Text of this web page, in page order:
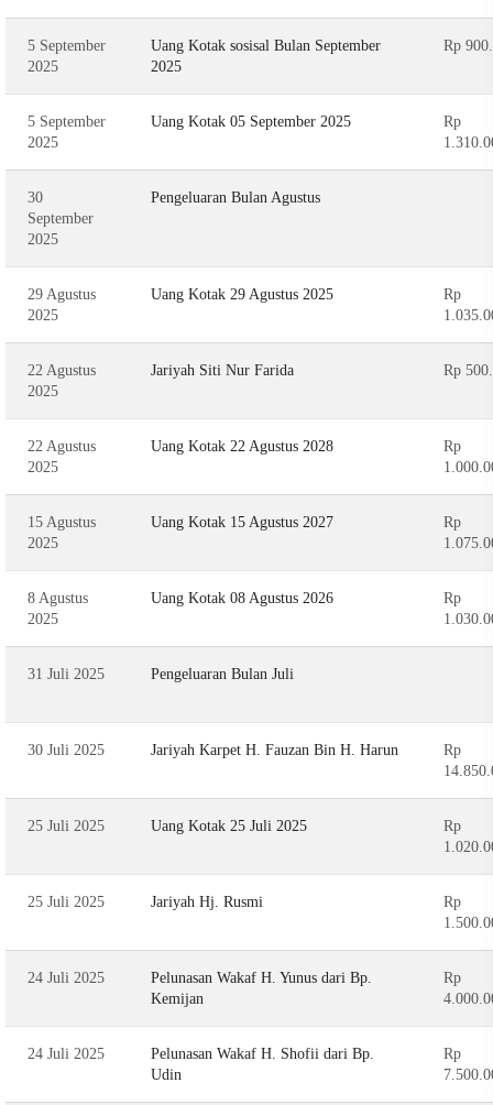
5 September
2025
Uang Kotak sosisal Bulan September
2025
Rp
5 September
2025
Uang Kotak 05 September 2025
Rp
30
September
2025
Pengeluaran Bulan Agustus
29 Agustus
2025
Uang Kotak 29 Agustus 2025
Rp
22 Agustus
2025
Jariyah Siti Nur Farida Rp
22 Agustus
2025
Uang Kotak 22 Agustus 2028
Rp
15 Agustus
2025
Uang Kotak 15 Agustus 2027
Rp
8 Agustus
2025
Uang Kotak 08 Agustus 2026
Rp
31 Juli 2025 Pengeluaran Bulan Juli
30 Juli 2025 Jariyah Karpet H. Fauzan Bin H. Harun
Rp
25 Juli 2025 Uang Kotak 25 Juli 2025
Rp
25 Juli 2025 Jariyah Hj. Rusmi
Rp
24 Juli 2025
Pelunasan Wakaf H. Yunus dari Bp.
Kemijan
Rp
24 Juli 2025
Pelunasan Wakaf H. Shofii dari Bp.
Udin
Rp